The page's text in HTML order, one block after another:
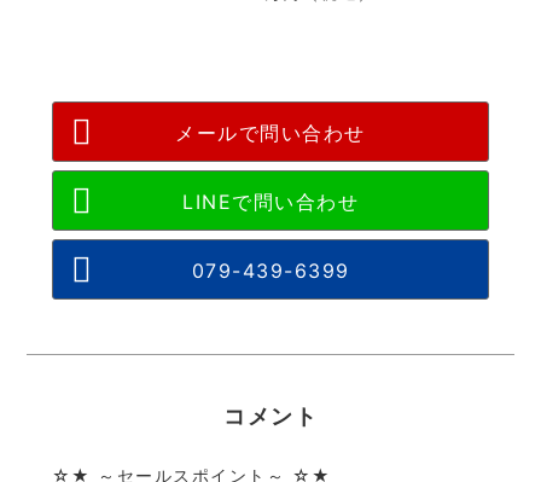
メールで問い合わせ
079-439-6399
コメント
☆★ ～セールスポイント～ ☆★